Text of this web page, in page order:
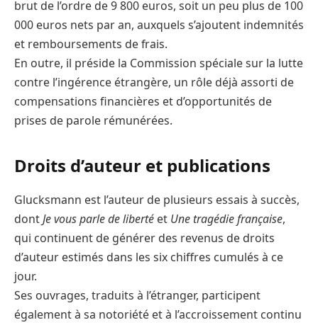
brut de l’ordre de 9 800 euros, soit un peu plus de 100
000 euros nets par an, auxquels s’ajoutent indemnités
et remboursements de frais.
En outre, il préside la Commission spéciale sur la lutte
contre l’ingérence étrangère, un rôle déjà assorti de
compensations financières et d’opportunités de
prises de parole rémunérées.
Droits d’auteur et publications
Glucksmann est l’auteur de plusieurs essais à succès,
dontJe vous parle de liberté et Une tragédie française,
qui continuent de générer des revenus de droits
d’auteur estimés dans les six chiffres cumulés à ce
jour.
Ses ouvrages, traduits à l’étranger, participent
également à sa notoriété et à l’accroissement continu